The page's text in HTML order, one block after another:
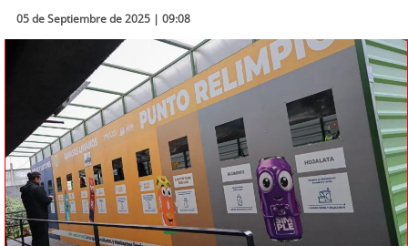
Tecnología
Sostenibilidad
soychile
soyarica
05 de Septiembre de 2025 | 09:08